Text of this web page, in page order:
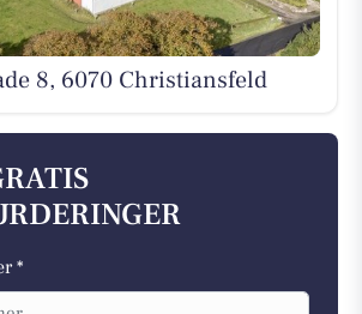
8, 6070 Christiansfeld
*